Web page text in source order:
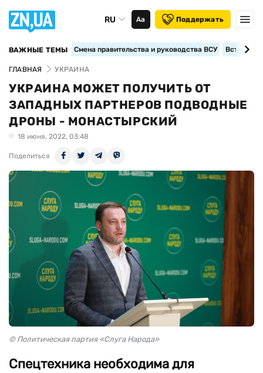
RU Аа Поддержать
ВАЖНЫЕ ТЕМЫ Смена правительства и руководства ВСУ
ГЛАВНАЯ УКРАИНА
УКРАИНА МОЖЕТ ПОЛУЧИТЬ ОТ
ЗАПАДНЫХ ПАРТНЕРОВ ПОДВОДНЫЕ
ДРОНЫ - МОНАСТЫРСКИЙ
18 июня, 2022, 03:48
Поделиться
© Политическая партия «Слуга Народа»
Спецтехника необходима для